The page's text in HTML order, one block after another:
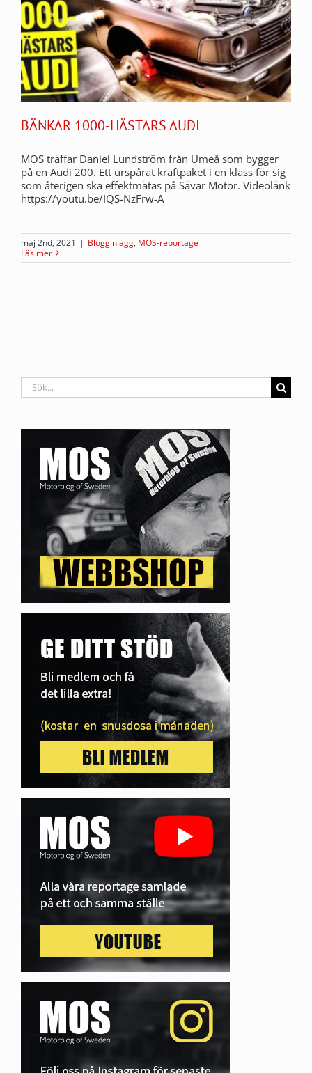
BÄNKAR 1000-HÄSTARS AUDI
MOS träffar Daniel Lundström från Umeå som bygger
på en Audi 200. Ett urspårat kraftpaket i en klass för sig
som återigen ska effektmätas på Sävar Motor. Videolänk
https://youtu.be/IQS-NzFrw-A
maj 2nd, 2021 | Blogginlägg, MOS-reportage
Läs mer
Sök
efter: